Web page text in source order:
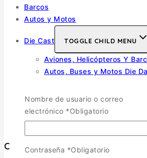
Barcos
Autos y Motos
Die Cast TOGGLE CHILD MENU
Aviones, Helicópteros Y
Autos, Buses y Motos Die
Die Cast
Medallas y Piochas
Militaría
Contacto
Nombre de usuario o correo
electrónico *Obligatorio
Contraseña *Obligatorio